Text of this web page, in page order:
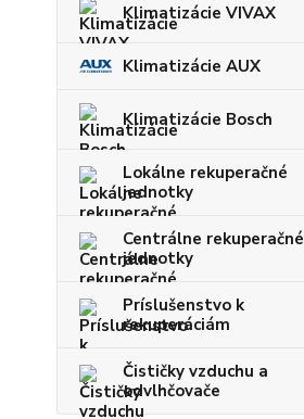
Klimatizácie VIVAX
Klimatizácie AUX
Klimatizácie Bosch
Lokálne rekuperačné
jednotky
Centrálne rekuperačné
jednotky
Príslušenstvo k
rekuperáciám
Čističky vzduchu a
odvlhčovače